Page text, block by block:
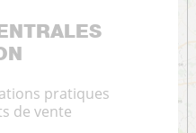
pratiques
de vente